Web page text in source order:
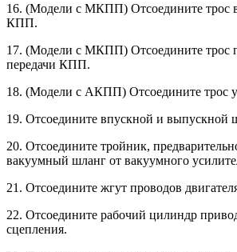
16. (Модели с МКПП) Отсоедините трос
КПП.
17. (Модели с МКПП) Отсоедините трос
передачи КПП.
18. (Модели с АКПП) Отсоедините трос
19. Отсоедините впускной и выпускной
20. Отсоедините тройник,
вакуумный шланг от вакуумного
21. Отсоедините жгут проводов
22. Отсоедините рабочий цилиндр
сцепления.